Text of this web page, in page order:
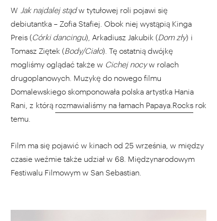
W Jak najdalej stądw tytułowej roli pojawi się
debiutantka – Zofia Stafiej. Obok niej wystąpią Kinga
Preis (Córki dancingu), Arkadiusz Jakubik (Dom zły) i
Tomasz Ziętek (Body/Ciało). Tę ostatnią dwójkę
mogliśmy oglądać także w Cichej nocyw rolach
drugoplanowych. Muzykę do nowego filmu
Domalewskiego skomponowała polska artystka Hania
Rani, z którą rozmawialiśmy na łamach Papaya.Rocks rok
temu.
Film ma się pojawić w kinach od 25 września, w między
czasie weźmie także udział w 68. Międzynarodowym
Festiwalu Filmowym w San Sebastian.